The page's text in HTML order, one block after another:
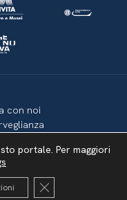
con noi
portale. Per maggiori
Close GDPR